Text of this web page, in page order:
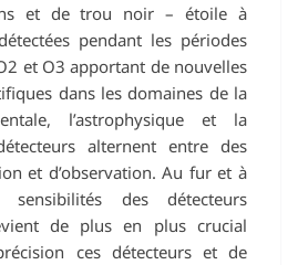
et de trou noir – étoile à
pendant les périodes
et O3 apportant de nouvelles
dans les domaines de la
l’astrophysique et la
alternent entre des
et d’observation. Au fur et à
des détecteurs
de plus en plus crucial
ces détecteurs et de